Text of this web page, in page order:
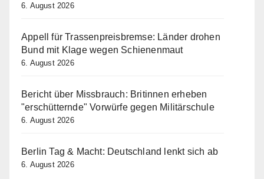
6. August 2026
Appell für Trassenpreisbremse: Länder drohen
Bund mit Klage wegen Schienenmaut
6. August 2026
Bericht über Missbrauch: Britinnen erheben
"erschütternde" Vorwürfe gegen Militärschule
6. August 2026
Berlin Tag & Macht: Deutschland lenkt sich ab
6. August 2026